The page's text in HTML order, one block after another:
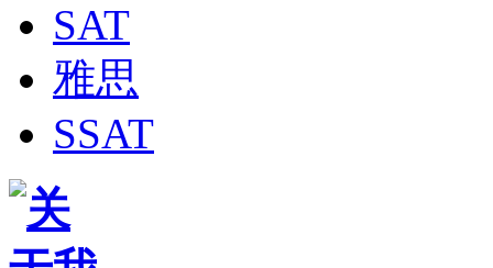
SAT
雅思
SSAT